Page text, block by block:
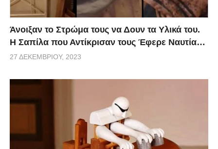
Άνοιξαν το Στρώμα τους να Δουν τα Υλικά του.
Η Σαπίλα που Αντίκρισαν τους Έφερε Ναυτία…
27 ΔΕΚΕΜΒΡΊΟΥ, 2023